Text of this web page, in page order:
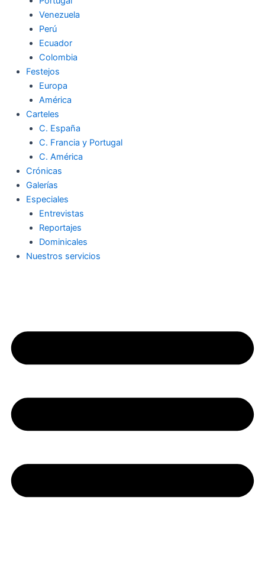
Venezuela
Perú
Ecuador
Colombia
Festejos
Europa
América
Carteles
C. España
C. Francia y Portugal
C. América
Crónicas
Galerías
Especiales
Entrevistas
Reportajes
Dominicales
Nuestros servicios